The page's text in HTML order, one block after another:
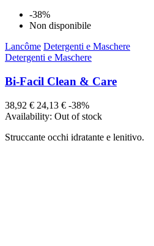
-38%
Non disponibile
Lancôme Detergenti e Maschere
Detergenti e Maschere
Bi-Facil Clean & Care
38,92 € 24,13 € -38%
Availability: Out of stock
Struccante occhi idratante e lenitivo.